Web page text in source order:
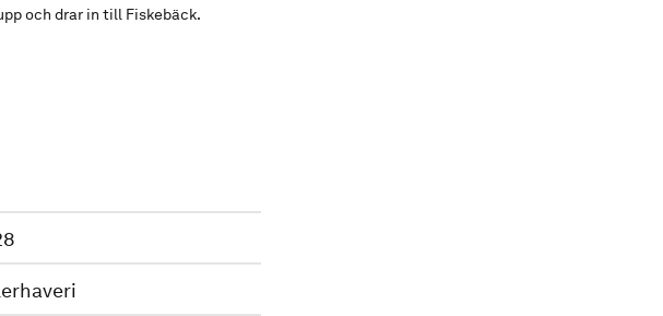
och drar in till Fiskebäck.